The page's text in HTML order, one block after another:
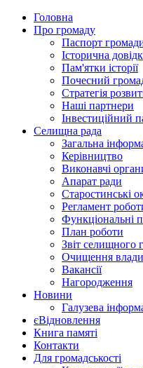
Головна
Про громаду
Паспорт
Історична
Пам'ятки історії
Почесний
Стратегія
Наші партнери
Інвестиційний
Селищна рада
Загальна
Керівництво
Виконавчі
Апарат ради
Старостинські
Регламент
Функціональні
План роботи
Звіт селищного
Очищення влади
Вакансії
Нагородження
Новини
Галузева
єВідновлення
Книга памяті
Контакти
Для громадськості